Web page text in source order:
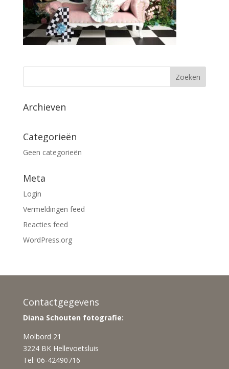
Archieven
Categorieën
Geen categorieën
Meta
Login
Vermeldingen feed
Reacties feed
WordPress.org
Contactgegevens
Diana Schouten fotografie:
Molbord 21
3224 BK Hellevoetsluis
Tel: 06-42490716